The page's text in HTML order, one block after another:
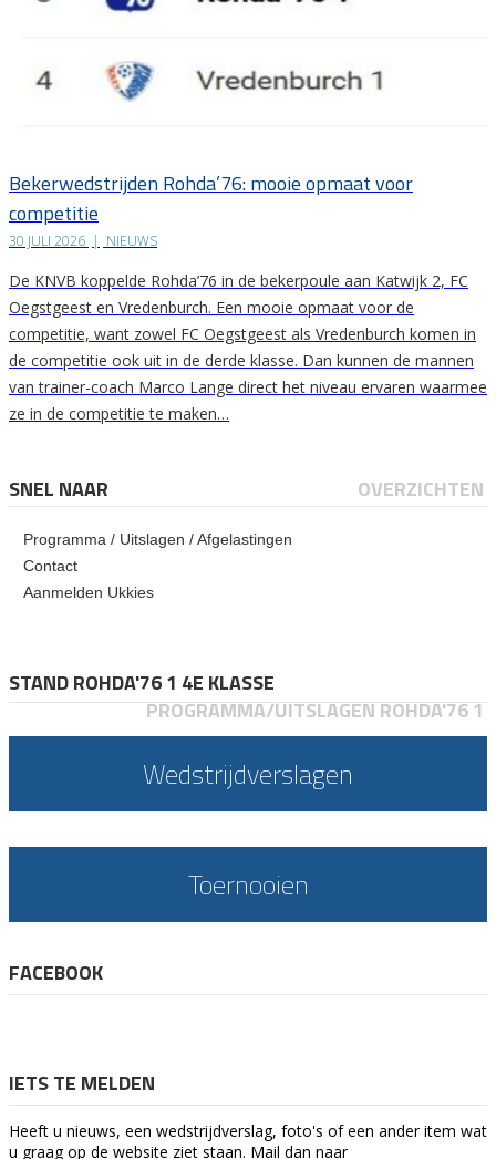
Bekerwedstrijden Rohda’76: mooie opmaat voor
competitie
30 JULI 2026 | NIEUWS
De KNVB koppelde Rohda’76 in de bekerpoule aan Katwijk 2, FC
Oegstgeest en Vredenburch. Een mooie opmaat voor de
competitie, want zowel FC Oegstgeest als Vredenburch komen in
de competitie ook uit in de derde klasse. Dan kunnen de mannen
van trainer-coach Marco Lange direct het niveau ervaren waarmee
ze in de competitie te maken…
SNEL NAAR OVERZICHTEN
Programma / Uitslagen / Afgelastingen
Contact
Aanmelden Ukkies
STAND ROHDA'76 1 4E KLASSE
PROGRAMMA/UITSLAGEN ROHDA'76 1
Wedstrijdverslagen
Toernooien
FACEBOOK
IETS TE MELDEN
Heeft u nieuws, een wedstrijdverslag, foto's of een ander item wat
u graag op de website ziet staan. Mail dan naar